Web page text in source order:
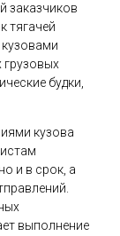
заказчиков
тягачей
грузовых
будки,
кузова
и в срок, а
выполнение